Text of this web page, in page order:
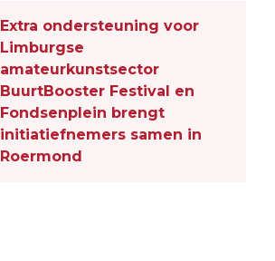
Extra ondersteuning voor
Limburgse
amateurkunstsector
BuurtBooster Festival en
Fondsenplein brengt
initiatiefnemers samen in
Roermond